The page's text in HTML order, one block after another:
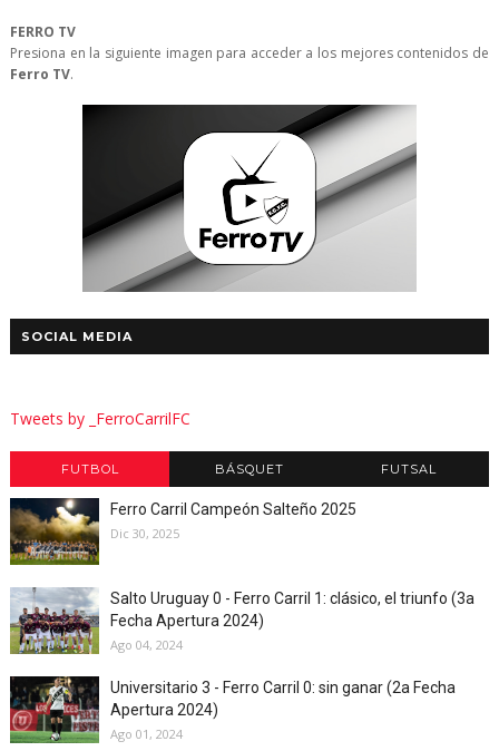
FERRO TV
Presiona en la siguiente imagen para acceder a los mejores contenidos de
Ferro TV.
SOCIAL MEDIA
Tweets by _FerroCarrilFC
FUTBOL BÁSQUET FUTSAL
Ferro Carril Campeón Salteño 2025
Dic 30, 2025
Salto Uruguay 0 - Ferro Carril 1: clásico, el triunfo (3a
Fecha Apertura 2024)
Ago 04, 2024
Universitario 3 - Ferro Carril 0: sin ganar (2a Fecha
Apertura 2024)
Ago 01, 2024